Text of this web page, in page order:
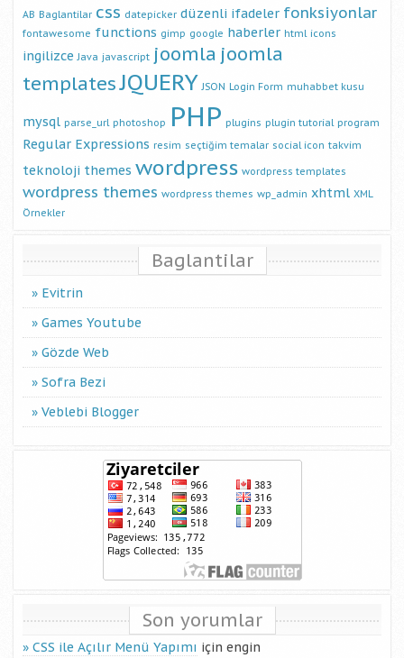
AB Baglantilar css datepicker düzenli ifadeler fonksiyonlar
fontawesome functions gimp google haberler html icons
ingilizce Java javascript joomla joomla
templatesJQUERY JSON Login Form muhabbet kusu
mysql parse_url photoshop PHP plugins plugin tutorial program
Regular Expressions resim seçtiğim temalar social icon takvim
teknoloji themes wordpress wordpress templates
wordpress themes wordpress themes wp_admin xhtml XML
Örnekler
Baglantilar
Evitrin
Games Youtube
Gözde Web
Sofra Bezi
Veblebi Blogger
Son yorumlar
CSS ile Açılır Menü Yapımı için engin